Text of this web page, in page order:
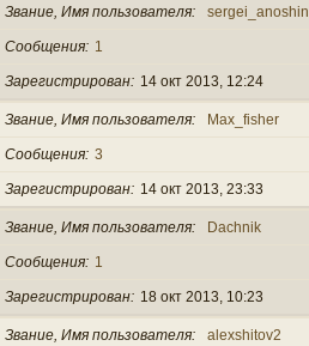
Звание, Имя пользователя sergei_anoshin
Сообщения 1
Зарегистрирован 14 окт 2013, 12:24
Звание, Имя пользователя Max_fisher
Сообщения 3
Зарегистрирован 14 окт 2013, 23:33
Звание, Имя пользователя Dachnik
Сообщения 1
Зарегистрирован 18 окт 2013, 10:23
Звание, Имя пользователя alexshitov2